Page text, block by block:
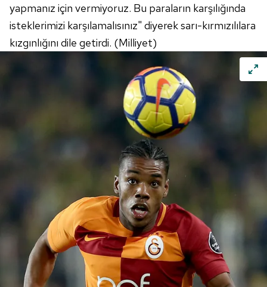
yapmanız için vermiyoruz. Bu paraların karşılığında
isteklerimizi karşılamalısınız" diyerek sarı-kırmızılılara
kızgınlığını dile getirdi. (Milliyet)